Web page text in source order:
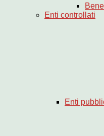
Enti controllati
Enti